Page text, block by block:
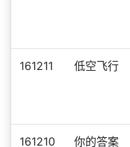
161211 低空飞行
161210 你的答案